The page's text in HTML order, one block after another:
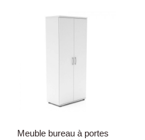
Meuble bureau à portes